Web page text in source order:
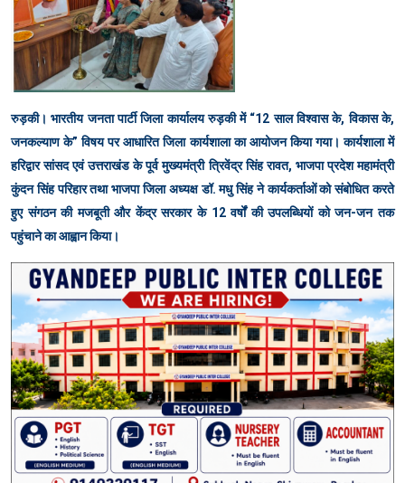
रुड़की। भारतीय जनता पार्टी जिला कार्यालय रुड़की में “12 साल विश्वास के, विकास के,
जनकल्याण के” विषय पर आधारित जिला कार्यशाला का आयोजन किया गया। कार्यशाला में
हरिद्वार सांसद एवं उत्तराखंड के पूर्व मुख्यमंत्री त्रिवेंद्र सिंह रावत, भाजपा प्रदेश महामंत्री
कुंदन सिंह परिहार तथा भाजपा जिला अध्यक्ष डॉ. मधु सिंह ने कार्यकर्ताओं को संबोधित करते
हुए संगठन की मजबूती और केंद्र सरकार के 12 वर्षों की उपलब्धियों को जन-जन तक
पहुंचाने का आह्वान किया।